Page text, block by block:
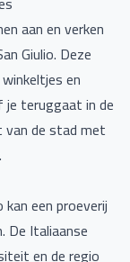
aan en verken
Giulio. Deze
en
teruggaat in de
de stad met
een proeverij
De Italiaanse
en de regio